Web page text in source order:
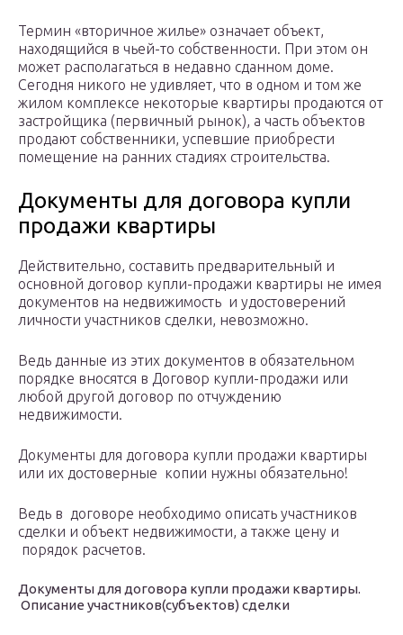
Термин «вторичное жилье» означает объект,
находящийся в чьей-то собственности. При этом он
может располагаться в недавно сданном доме.
Сегодня никого не удивляет, что в одном и том же
жилом комплексе некоторые квартиры продаются от
застройщика (первичный рынок), а часть объектов
продают собственники, успевшие приобрести
помещение на ранних стадиях строительства.
Документы для договора купли
продажи квартиры
Действительно, составить предварительный и
основной договор купли-продажи квартиры не имея
документов на недвижимость и удостоверений
личности участников сделки, невозможно.
Ведь данные из этих документов в обязательном
порядке вносятся в Договор купли-продажи или
любой другой договор по отчуждению
недвижимости.
Документы для договора купли продажи квартиры
или их достоверные копии нужны обязательно!
Ведь в договоре необходимо описать участников
сделки и объект недвижимости, а также цену и
порядок расчетов.
Документы для договора купли продажи квартиры.
Описание участников(субъектов) сделки